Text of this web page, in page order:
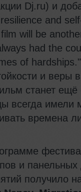
Dj.ru) и
and
will be
had the
of
и веры
станет
всегда имели
времена
и панельных
получило